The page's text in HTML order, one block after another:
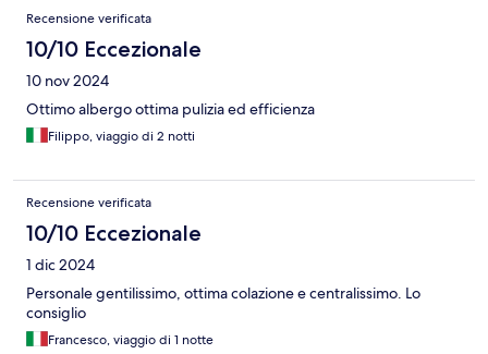
Recensione verificata
10/10 Eccezionale
10 nov 2024
Ottimo albergo ottima pulizia ed efficienza
Filippo, viaggio di 2 notti
Recensione verificata
10/10 Eccezionale
1 dic 2024
Personale gentilissimo, ottima colazione e centralissimo. Lo
consiglio
Francesco, viaggio di 1 notte